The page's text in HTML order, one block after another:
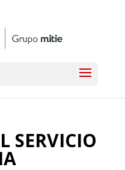
SERVICIO